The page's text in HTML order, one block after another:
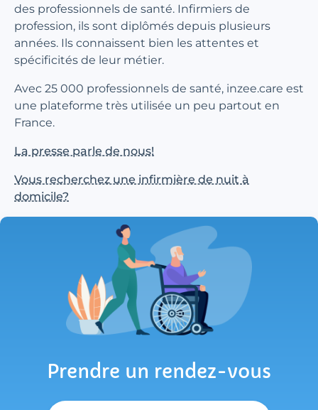
des professionnels de santé. Infirmiers de
profession, ils sont diplômés depuis plusieurs
années. Ils connaissent bien les attentes et
spécificités de leur métier.
Avec 25 000 professionnels de santé, inzee.care est
une plateforme très utilisée un peu partout en
France.
La presse parle de nous!
Vous recherchez une infirmière de nuit à
domicile?
Prendre un rendez-vous